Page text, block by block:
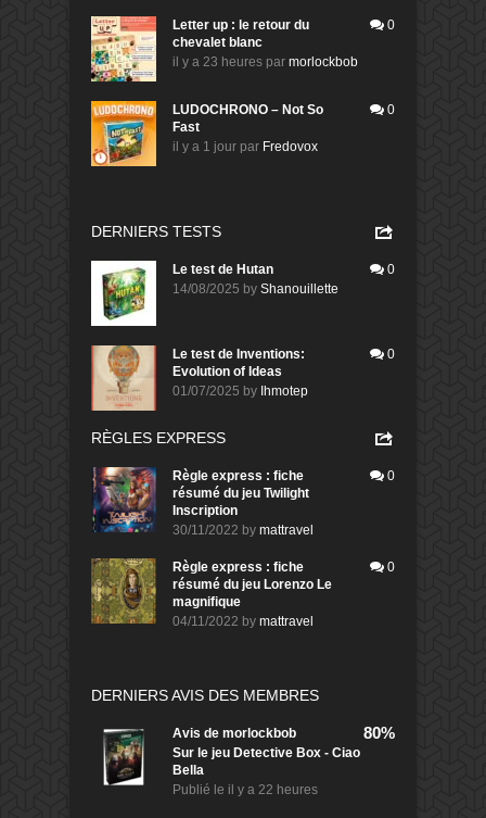
Letter up : le retour du
chevalet blanc
il y a 23 heures par morlockbob
0
LUDOCHRONO – Not So
Fast
il y a 1 jour par Fredovox
0
DERNIERS TESTS
Le test de Hutan
14/08/2025 by Shanouillette
0
Le test de Inventions:
Evolution of Ideas
01/07/2025 by Ihmotep
0
RÈGLES EXPRESS
Règle express : fiche
résumé du jeu Twilight
Inscription
30/11/2022 by mattravel
0
Règle express : fiche
résumé du jeu Lorenzo Le
magnifique
04/11/2022 by mattravel
0
DERNIERS AVIS DES MEMBRES
Avis de morlockbob
Sur le jeu Detective Box - Ciao
Bella
Publié le il y a 22 heures
80%